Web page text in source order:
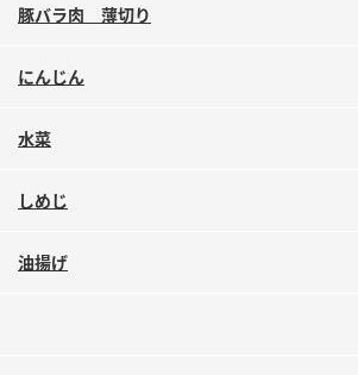
ミツカンのCMキッザニア東京「ぽん酢工房」
業務用サイト
豚バラ肉 薄切り
にんじん
水菜
しめじ
油揚げ